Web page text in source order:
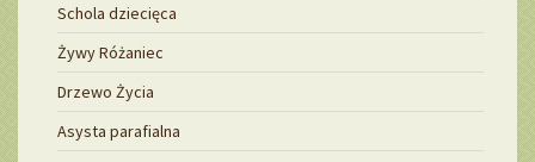
Schola dziecięca
Żywy Różaniec
Drzewo Życia
Asysta parafialna